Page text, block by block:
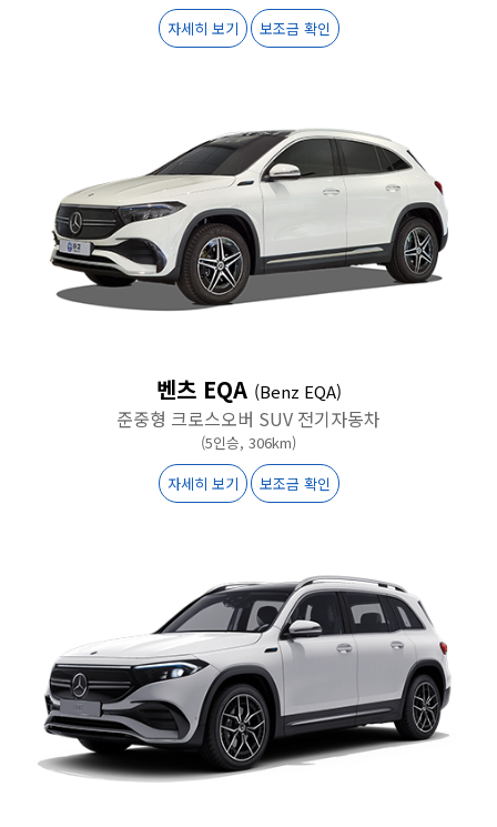
자세히 보기
보조금 확인
벤츠 EQA (Benz EQA)
준중형 크로스오버 SUV 전기자동차
(5인승, 306km)
자세히 보기
보조금 확인